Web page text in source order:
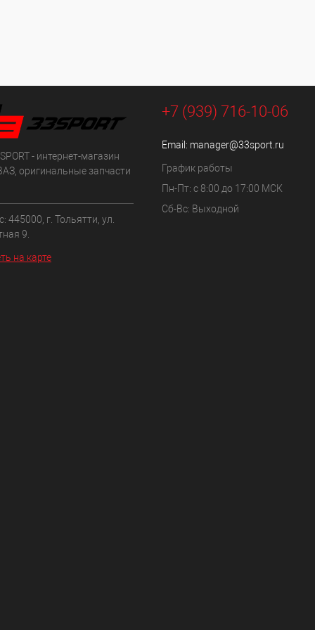
- интернет-магазин
оригинальные запчасти
445000, г. Тольятти, ул.
9.
на карте
+7 (939) 716-10-06
Email: manager@33sport.ru
График работы
Пн-Пт: с 8:00 до 17:00 МСК
Сб-Вс: Выходной